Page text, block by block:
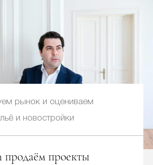
рынок и оцениваем
и новостройки
продаём проекты